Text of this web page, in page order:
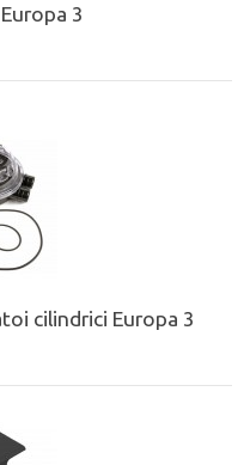
3
cilindrici Europa 3